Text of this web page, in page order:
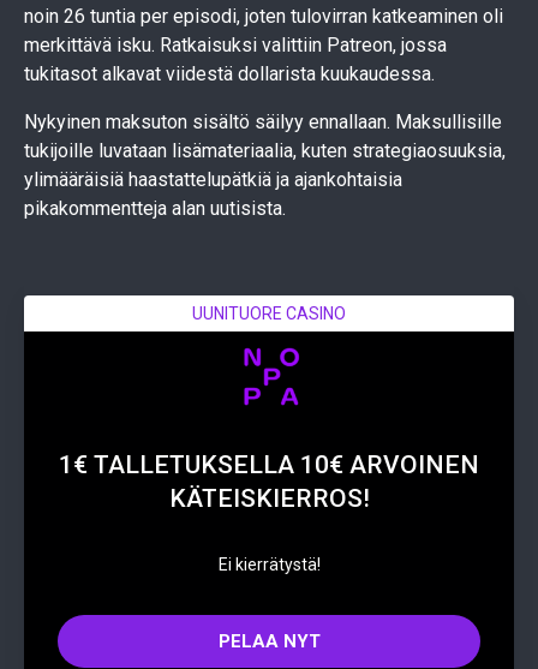
noin 26 tuntia per episodi, joten tulovirran katkeaminen oli
merkittävä isku. Ratkaisuksi valittiin Patreon, jossa
tukitasot alkavat viidestä dollarista kuukaudessa.
Nykyinen maksuton sisältö säilyy ennallaan. Maksullisille
tukijoille luvataan lisämateriaalia, kuten strategiaosuuksia,
ylimääräisiä haastattelupätkiä ja ajankohtaisia
pikakommentteja alan uutisista.
UUNITUORE CASINO
1€ TALLETUKSELLA 10€ ARVOINEN
KÄTEISKIERROS!
Ei kierrätystä!
PELAA NYT